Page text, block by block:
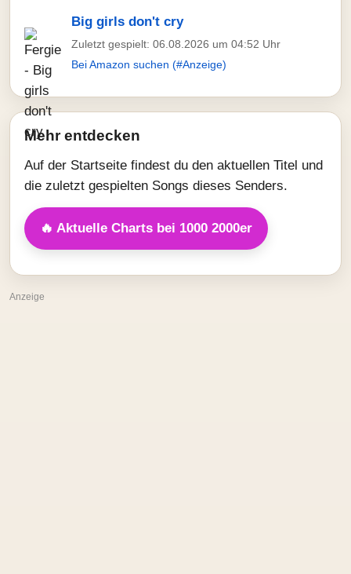
Big girls don't cry
Zuletzt gespielt: 06.08.2026 um 04:52 Uhr
Bei Amazon suchen (#Anzeige)
Mehr entdecken
Auf der Startseite findest du den aktuellen Titel und
die zuletzt gespielten Songs dieses Senders.
🔥 Aktuelle Charts bei 1000 2000er
Anzeige